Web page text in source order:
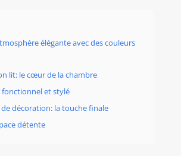
élégante avec des couleurs
lit: le cœur de la chambre
fonctionnel et stylé
de décoration: la touche finale
détente